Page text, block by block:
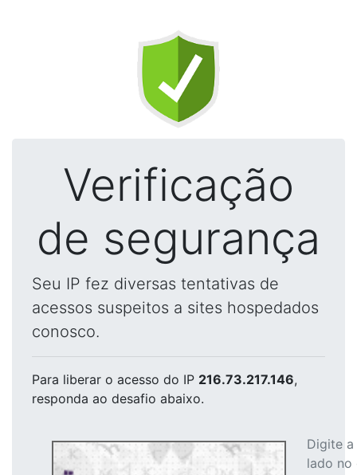
Verificação
de segurança
Seu IP fez diversas tentativas de
acessos suspeitos a sites hospedados
conosco.
Para liberar o acesso do IP 216.73.217.146,
responda ao desafio abaixo.
Digite
lado no